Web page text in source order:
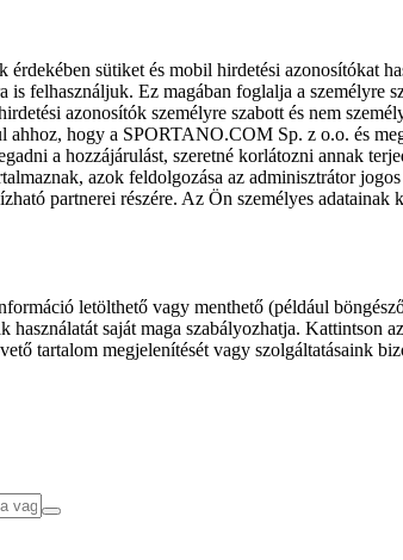
sütiket és mobil hirdetési azonosítókat
is felhasználjuk. Ez magában foglalja a
azonosítók személyre szabott és nem
hogy a SPORTANO.COM Sp. z o.o. és
a hozzájárulást, szeretné korlátozni annak
azok feldolgozása az adminisztrátor
partnerei részére. Az Ön személyes
letölthető vagy menthető (például
saját maga szabályozhatja. Kattintson
tartalom megjelenítését vagy szolgáltatásaink